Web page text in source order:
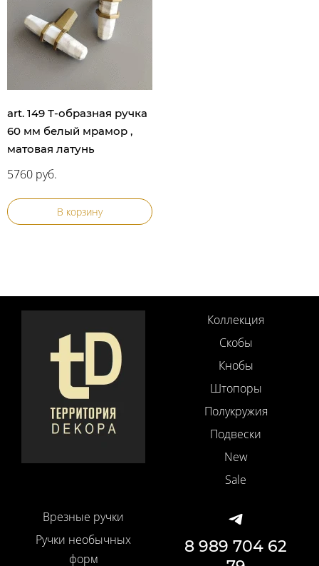
art. 149 Т-образная ручка
60 мм белый мрамор ,
матовая латунь
5760 руб.
В корзину
Коллекция
Скобы
Кнобы
Штопоры
Полукружия
Подвески
New
Sale
Врезные ручки
Ручки необычных
форм
8 989 704 62